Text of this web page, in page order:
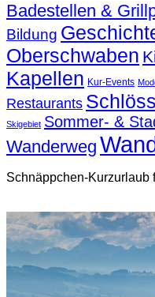
Badestellen &
Bildung
Oberschwaben
Kapellen Kur-Events
Restaurants
Skigebiet Sommer- &
Wanderweg
Schnäppchen-Kurzurlaub